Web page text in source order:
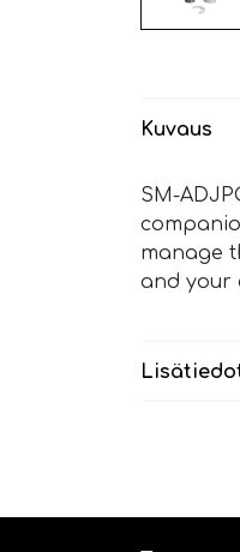
Kuvaus
SM-
manage
and your